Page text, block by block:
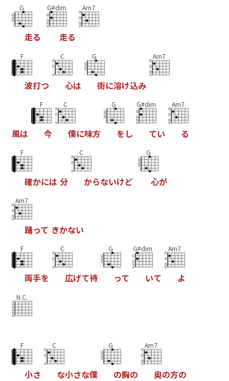
G
走る
G#dim
走る
Am7
F
波打つ
C
心は
G
街に溶け込み
Am7
風は
F
今
C
僕に味方
G
をし
G#dim
てい
Am7
る
F
確かには 分
C
からないけど
G
心が
Am7
踊って きかない
F
両手を
C
広げて待
G
って
G#dim
いて
Am7
よ
N.C.
F
小さ
C
な小さな僕
G
の胸の
Am7
奥の方の